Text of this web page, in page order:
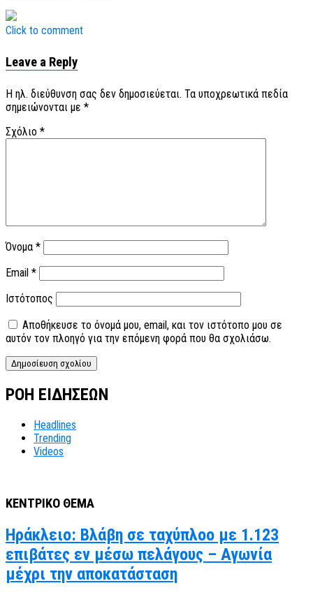
Click to comment
Leave a Reply
Η ηλ. διεύθυνση σας δεν δημοσιεύεται. Τα υποχρεωτικά πεδία
σημειώνονται με *
Σχόλιο *
Όνομα *
Email *
Ιστότοπος
Αποθήκευσε το όνομά μου, email, και τον ιστότοπο μου σε
αυτόν τον πλοηγό για την επόμενη φορά που θα σχολιάσω.
ΡΟΗ ΕΙΔΗΣΕΩΝ
Headlines
Trending
Videos
ΚΕΝΤΡΙΚΟ ΘΕΜΑ
Ηράκλειο: Βλάβη σε ταχύπλοο με 1.123
επιβάτες εν μέσω πελάγους – Αγωνία
μέχρι την αποκατάσταση